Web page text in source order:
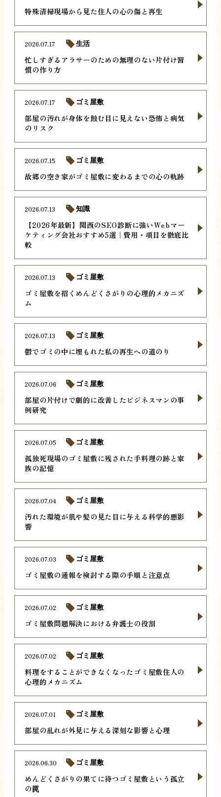
特殊清掃現場から見た住人の心の傷と再生
忙しすぎるアラサーのための無理のない片付け習
慣の作り方
2026.07.17 生活
部屋の汚れが身体を蝕む目に見えない恐怖と病気
のリスク
2026.07.17 ゴミ屋敷
故郷の空き家がゴミ屋敷に変わるまでの心の軌跡
2026.07.15 ゴミ屋敷
【2026年最新】関西のSEO診断に強いWebマー
ケティング会社おすすめ5選｜費用・項目を徹底比
較
2026.07.13 知識
ゴミ屋敷を招くめんどくさがりの心理的メカニズ
ム
2026.07.13 ゴミ屋敷
鬱でゴミの中に埋もれた私の再生への道のり
2026.07.13 ゴミ屋敷
部屋の片付けで劇的に改善したビジネスマンの事
例研究
2026.07.06 ゴミ屋敷
孤独死現場のゴミ屋敷に残された手料理の跡と家
族の記憶
2026.07.05 ゴミ屋敷
汚れた環境が肌や髪の見た目に与える科学的悪影
響
2026.07.04 ゴミ屋敷
ゴミ屋敷の通報を検討する際の手順と注意点
2026.07.03 ゴミ屋敷
ゴミ屋敷問題解決における弁護士の役割
2026.07.02 ゴミ屋敷
料理をすることができなくなったゴミ屋敷住人の
心理的メカニズム
2026.07.02 ゴミ屋敷
部屋の乱れが外見に与える深刻な影響と心理
2026.07.01 ゴミ屋敷
めんどくさがりの果てに待つゴミ屋敷という孤立
の罠
2026.06.30 ゴミ屋敷